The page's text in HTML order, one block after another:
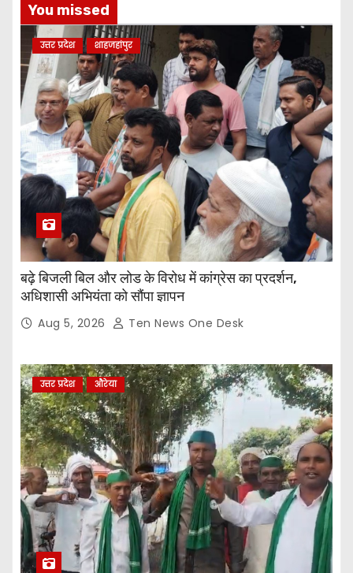
You missed
उत्तर प्रदेश शाहजहांपुर
बढ़े बिजली बिल और लोड के विरोध में कांग्रेस का प्रदर्शन,
अधिशासी अभियंता को सौंपा ज्ञापन
Aug 5, 2026 Ten News One Desk
उत्तर प्रदेश औरेया